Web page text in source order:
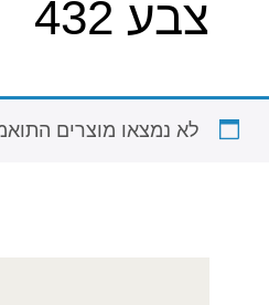
צבע 432
לא נמצאו מוצרים